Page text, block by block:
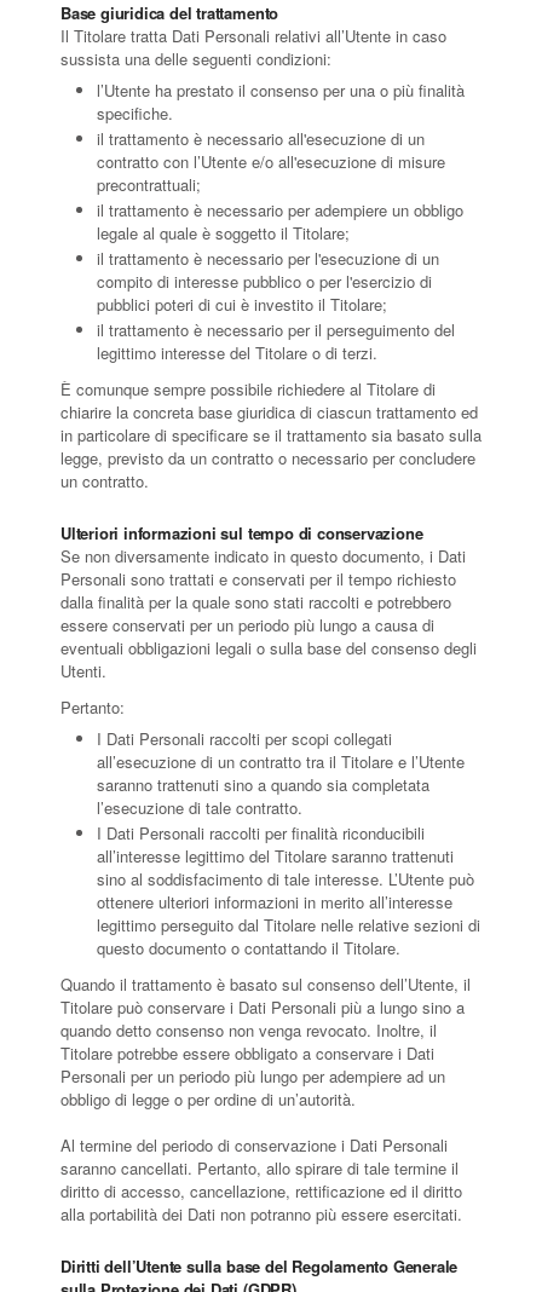
Base giuridica del trattamento
Il Titolare tratta Dati Personali relativi all’Utente in caso
sussista una delle seguenti condizioni:
l’Utente ha prestato il consenso per una o più finalità
specifiche.
il trattamento è necessario all'esecuzione di un
contratto con l’Utente e/o all'esecuzione di misure
precontrattuali;
il trattamento è necessario per adempiere un obbligo
legale al quale è soggetto il Titolare;
il trattamento è necessario per l'esecuzione di un
compito di interesse pubblico o per l'esercizio di
pubblici poteri di cui è investito il Titolare;
il trattamento è necessario per il perseguimento del
legittimo interesse del Titolare o di terzi.
È comunque sempre possibile richiedere al Titolare di
chiarire la concreta base giuridica di ciascun trattamento ed
in particolare di specificare se il trattamento sia basato sulla
legge, previsto da un contratto o necessario per concludere
un contratto.
Ulteriori informazioni sul tempo di conservazione
Se non diversamente indicato in questo documento, i Dati
Personali sono trattati e conservati per il tempo richiesto
dalla finalità per la quale sono stati raccolti e potrebbero
essere conservati per un periodo più lungo a causa di
eventuali obbligazioni legali o sulla base del consenso degli
Utenti.
Pertanto:
I Dati Personali raccolti per scopi collegati
all’esecuzione di un contratto tra il Titolare e l’Utente
saranno trattenuti sino a quando sia completata
l’esecuzione di tale contratto.
I Dati Personali raccolti per finalità riconducibili
all’interesse legittimo del Titolare saranno trattenuti
sino al soddisfacimento di tale interesse. L’Utente può
ottenere ulteriori informazioni in merito all’interesse
legittimo perseguito dal Titolare nelle relative sezioni di
questo documento o contattando il Titolare.
Quando il trattamento è basato sul consenso dell’Utente, il
Titolare può conservare i Dati Personali più a lungo sino a
quando detto consenso non venga revocato. Inoltre, il
Titolare potrebbe essere obbligato a conservare i Dati
Personali per un periodo più lungo per adempiere ad un
obbligo di legge o per ordine di un’autorità.
Al termine del periodo di conservazione i Dati Personali
saranno cancellati. Pertanto, allo spirare di tale termine il
diritto di accesso, cancellazione, rettificazione ed il diritto
alla portabilità dei Dati non potranno più essere esercitati.
Diritti dell’Utente sulla base del Regolamento Generale